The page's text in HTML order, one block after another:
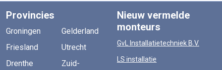
Provincies
Groningen
Friesland
Drenthe
Gelderland
Utrecht
Zuid-
Nieuw vermelde
monteurs
GvL Installatietechniek B.V.
LS installatie